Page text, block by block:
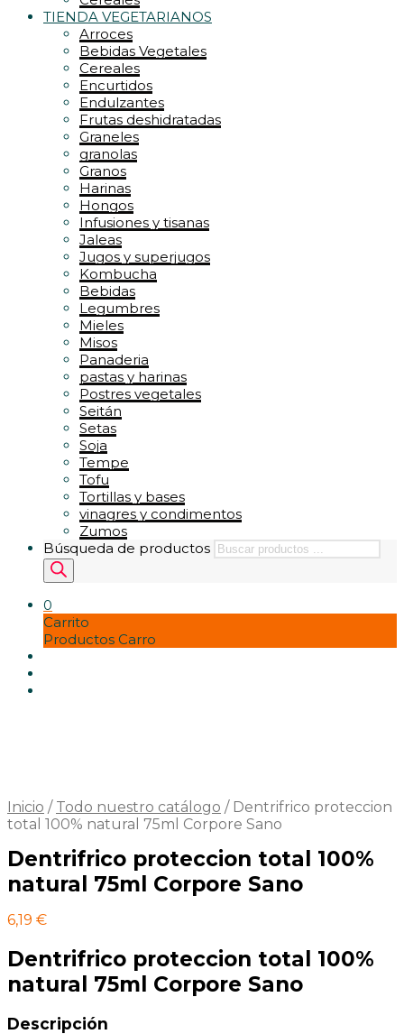
TIENDA VEGETARIANOS
Arroces
Bebidas Vegetales
Cereales
Encurtidos
Endulzantes
Frutas deshidratadas
Graneles
granolas
Granos
Harinas
Hongos
Infusiones y tisanas
Jaleas
Jugos y superjugos
Kombucha
Bebidas
Legumbres
Mieles
Misos
Panaderia
pastas y harinas
Postres vegetales
Seitán
Setas
Soja
Tempe
Tofu
Tortillas y bases
vinagres y condimentos
Zumos
Búsqueda de productos
0
Carrito
Productos Carro
Inicio / Todo nuestro catálogo /Dentrifrico proteccion
total 100% natural 75ml Corpore Sano
Dentrifrico proteccion total 100%
natural 75ml Corpore Sano
6,19 €
Dentrifrico proteccion total 100%
natural 75ml Corpore Sano
Descripción